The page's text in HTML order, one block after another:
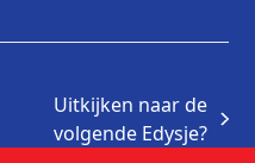
next
Uitkijken naar de
volgende Edysje?